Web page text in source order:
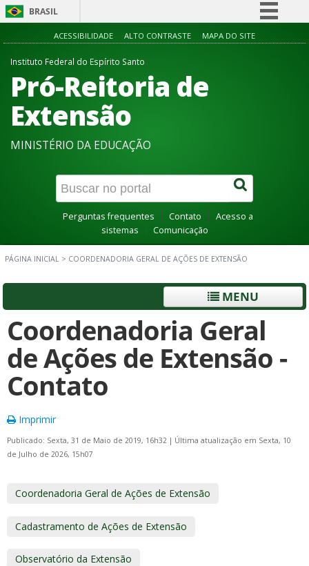
BRASIL
Simplifique!
Acesso à informação
ACESSIBILIDADE ALTO CONTRASTE MAPA DO SITE
Instituto Federal do Espírito Santo
Pró-Reitoria de
Extensão
MINISTÉRIO DA EDUCAÇÃO
Perguntas frequentes Contato
Acesso a
sistemas
Comunicação
PÁGINA INICIAL > COORDENADORIA GERAL DE AÇÕES DE EXTENSÃO
MENU
Coordenadoria Geral
de Ações de Extensão -
Contato
Imprimir
Publicado: Sexta, 31 de Maio de 2019, 16h32 | Última atualização em Sexta, 10
de Julho de 2026, 15h07
Coordenadoria Geral de Ações de Extensão
Cadastramento de Ações de Extensão
Observatório da Extensão